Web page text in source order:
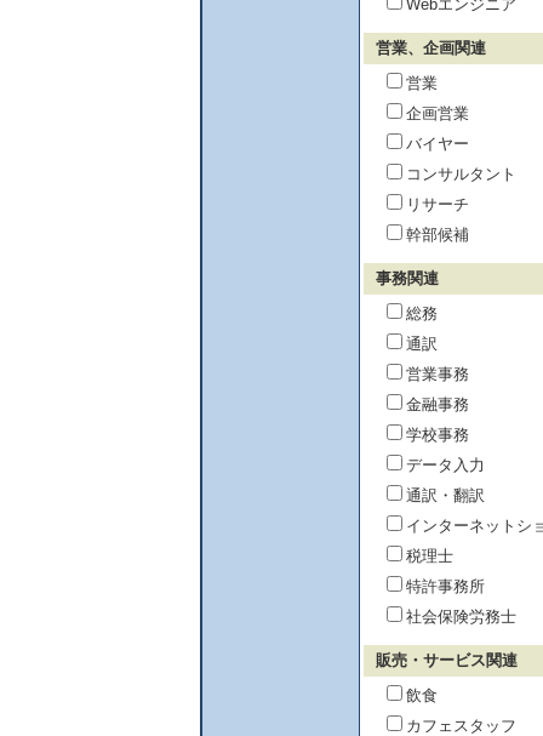
Webエンジニア
営業、企画関連
営業
企画営業
バイヤー
コンサルタント
リサーチ
幹部候補
事務関連
総務
通訳
営業事務
金融事務
学校事務
データ入力
通訳・翻訳
インターネットシ
税理士
特許事務所
社会保険労務士
販売・サービス関連
飲食
カフェスタッフ